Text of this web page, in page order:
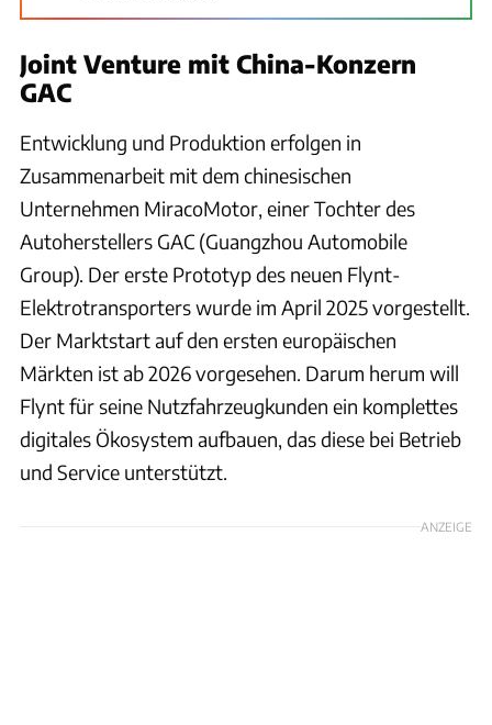
Joint Venture mit China-Konzern
GAC
Entwicklung und Produktion erfolgen in
Zusammenarbeit mit dem chinesischen
Unternehmen MiracoMotor, einer Tochter des
Autoherstellers GAC (Guangzhou Automobile
Group). Der erste Prototyp des neuen Flynt-
Elektrotransporters wurde im April 2025 vorgestellt.
Der Marktstart auf den ersten europäischen
Märkten ist ab 2026 vorgesehen. Darum herum will
Flynt für seine Nutzfahrzeugkunden ein komplettes
digitales Ökosystem aufbauen, das diese bei Betrieb
und Service unterstützt.
ANZEIGE